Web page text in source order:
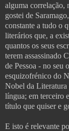
alguma correlação,
gostei de
constante a tudo o
literários que, a
quantos os seus
terem assassinado
de Pessoa - no seu
esquizofrénico do
Nobel da
língua; em terceiro
título que quiser e
E isto é relevante